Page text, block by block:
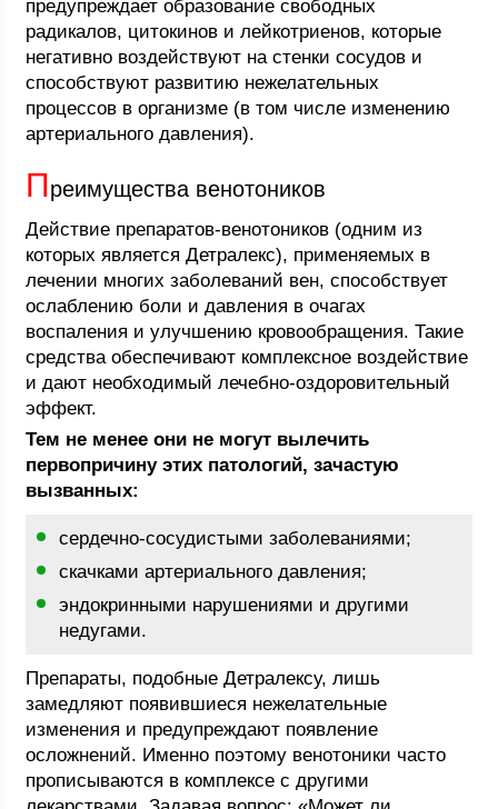
предупреждает образование свободных
радикалов, цитокинов и лейкотриенов, которые
негативно воздействуют на стенки сосудов и
способствуют развитию нежелательных
процессов в организме (в том числе изменению
артериального давления).
Преимущества венотоников
Действие препаратов-венотоников (одним из
которых является Детралекс), применяемых в
лечении многих заболеваний вен, способствует
ослаблению боли и давления в очагах
воспаления и улучшению кровообращения. Такие
средства обеспечивают комплексное воздействие
и дают необходимый лечебно-оздоровительный
эффект.
Тем не менее они не могут вылечить
первопричину этих патологий, зачастую
вызванных:
сердечно-сосудистыми заболеваниями;
скачками артериального давления;
эндокринными нарушениями и другими
недугами.
Препараты, подобные Детралексу, лишь
замедляют появившиеся нежелательные
изменения и предупреждают появление
осложнений. Именно поэтому венотоники часто
прописываются в комплексе с другими